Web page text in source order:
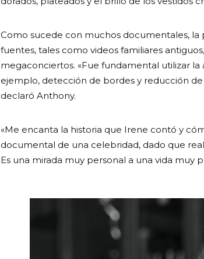
Como sucede con muchos documentales,
fuentes, tales como videos familiares
megaconciertos. «Fue fundamental utilizar
ejemplo, detección de bordes y reducción
declaró Anthony.
«Me encanta la historia que Irene contó y
documental de una celebridad, dado que
Es una mirada muy personal a una vida muy